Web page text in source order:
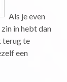
Als je even
in hebt dan
terug te
een